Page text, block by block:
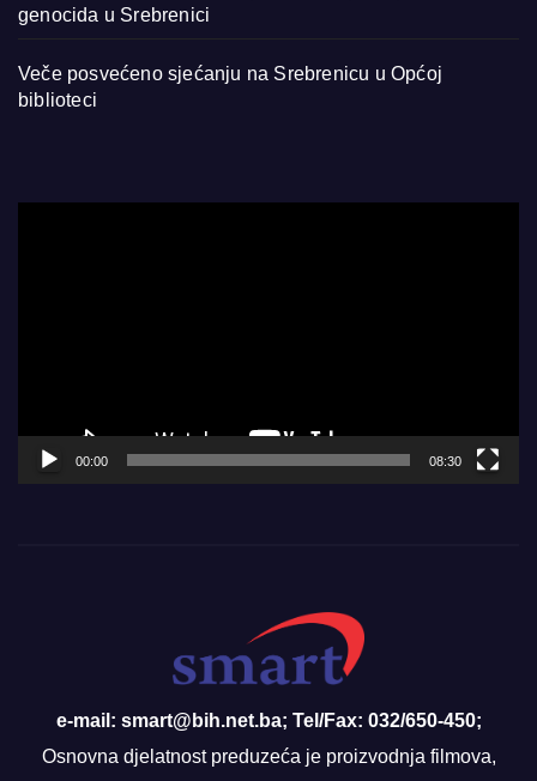
genocida u Srebrenici
Veče posvećeno sjećanju na Srebrenicu u Općoj
biblioteci
00:00 08:30
e-mail: smart@bih.net.ba; Tel/Fax: 032/650-450;
Osnovna djelatnost preduzeća je proizvodnja filmova,